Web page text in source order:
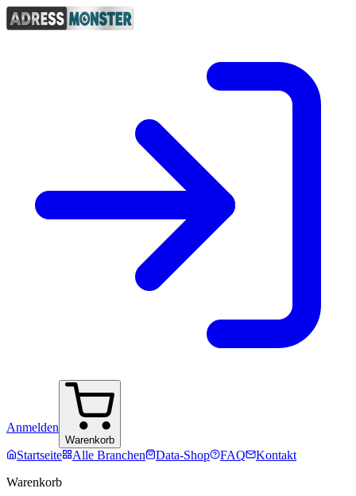
Anmelden
Warenkorb
Startseite Alle Branchen Data-Shop FAQ
Kontakt
Warenkorb